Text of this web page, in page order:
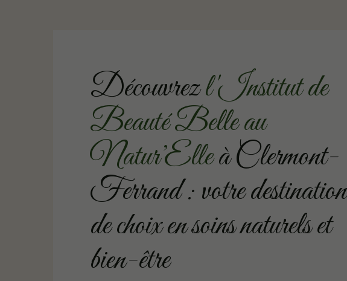
Découvrezl'Institut de
Beauté Belle au
Natur’Elleà Clermont-
Ferrand : votre destination
de choix en soins naturels et
bien-être